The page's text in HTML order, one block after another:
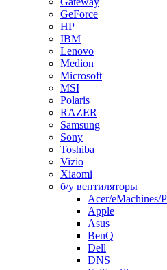
GeForce
HP
IBM
Lenovo
Medion
Microsoft
MSI
Polaris
RAZER
Samsung
Sony
Toshiba
Vizio
Xiaomi
б/у вентиляторы
Acer/eMachines/
Apple
Asus
BenQ
Dell
DNS